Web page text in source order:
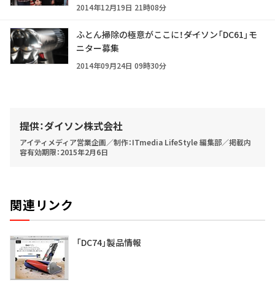
2014年12月19日 21時08分
ふとん掃除の極意がここに！――ダイソン「DC61」モ
ニター募集
2014年09月24日 09時30分
提供：ダイソン株式会社
アイティメディア営業企画／制作：ITmedia LifeStyle 編集部／掲載内
容有効期限：2015年2月6日
関連リンク
「DC74」製品情報